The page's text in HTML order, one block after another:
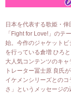
日本を代表する歌姫・
「Fight for Love!」のテ
始。今作のジャケット
を行っている倉増 ひろ
大人気コンテンツのキ
トレーター冨士原 良氏
イケメンシリーズとの
さ」というメッセージの